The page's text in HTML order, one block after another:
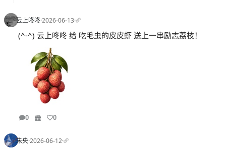
云上咚咚·2026-06-13·
(^-^) 云上咚咚 给 吃毛虫的皮皮虾 送上一串励志荔枝！
0 0
未央·2026-06-12·